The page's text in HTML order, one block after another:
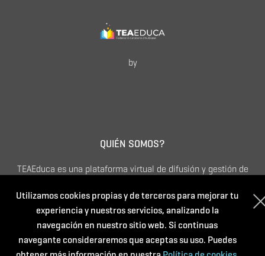
by
QUIÉN SOMOS?
TEAEduca es una plataforma virtual de difusión y gestión de
conocimientos sobre Trastorno del Espectro del Autismo.
Apostamos por una formación continua que sea accesible,
diversa, de calidad y especializada.
Utilizamos cookies propias y de terceros para mejorar tu
experiencia y nuestros servicios, analizando la
navegación en nuestro sitio web. Si continuas
navegante consideraremos que aceptas su uso. Puedes